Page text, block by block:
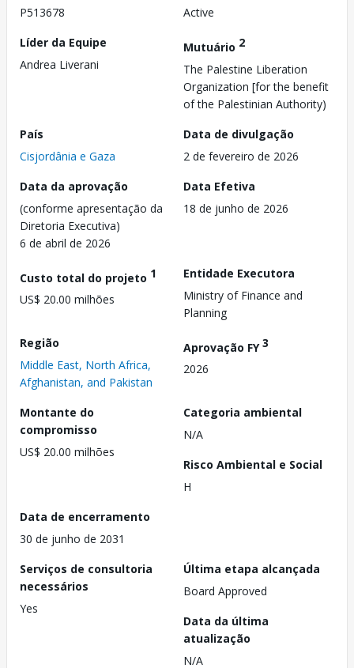
P513678
Active
Líder da Equipe
Andrea Liverani
Mutuário 2
The Palestine Liberation
Organization [for the benefit
of the Palestinian Authority)
País
Cisjordânia e Gaza
Data de divulgação
2 de fevereiro de 2026
Data da aprovação
(conforme apresentação da
Diretoria Executiva)
6 de abril de 2026
Data Efetiva
18 de junho de 2026
Custo total do projeto 1
US$ 20.00 milhões
Entidade Executora
Ministry of Finance and
Planning
Região
Middle East, North Africa,
Afghanistan, and Pakistan
Aprovação FY3
2026
Montante do
compromisso
US$ 20.00 milhões
Categoria ambiental
N/A
Risco Ambiental e Social
H
Data de encerramento
30 de junho de 2031
Serviços de consultoria
necessários
Yes
Última etapa alcançada
Board Approved
Data da última
atualização
N/A